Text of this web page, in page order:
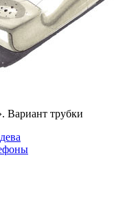
Вариант трубки